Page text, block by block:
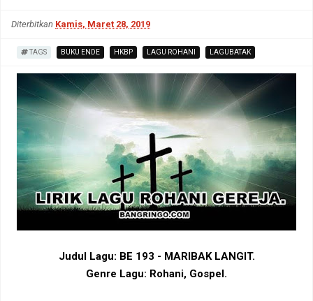
Diterbitkan Kamis, Maret 28, 2019
TAGS BUKU ENDE HKBP LAGU ROHANI LAGUBATAK
Judul Lagu: BE 193 - MARIBAK LANGIT.
Genre Lagu: Rohani, Gospel.